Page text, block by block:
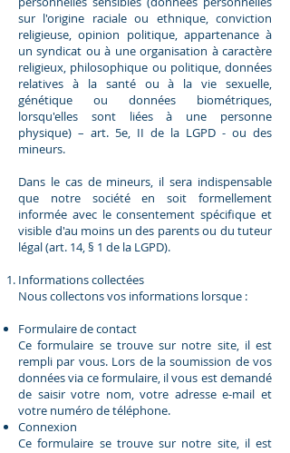
sur l'origine raciale ou ethnique, conviction
religieuse, opinion politique, appartenance à
un syndicat ou à une organisation à caractère
religieux, philosophique ou politique, données
relatives à la santé ou à la vie sexuelle,
génétique ou données biométriques,
lorsqu'elles sont liées à une personne
physique) – art. 5e, II de la LGPD - ou des
mineurs.
Dans le cas de mineurs, il sera indispensable
que notre société en soit formellement
informée avec le consentement spécifique et
visible d'au moins un des parents ou du tuteur
légal (art. 14, § 1 de la LGPD).
Informations collectées
Nous collectons vos informations lorsque :
Formulaire de contact
Ce formulaire se trouve sur notre site, il est
rempli par vous. Lors de la soumission de vos
données via ce formulaire, il vous est demandé
de saisir votre nom, votre adresse e-mail et
votre numéro de téléphone.
Connexion
Ce formulaire se trouve sur notre site, il est